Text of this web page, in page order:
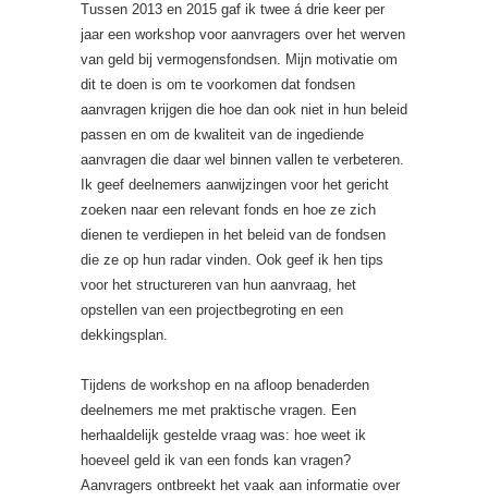
Tussen 2013 en 2015 gaf ik twee á drie keer per
jaar een workshop voor aanvragers over het werven
van geld bij vermogensfondsen. Mijn motivatie om
dit te doen is om te voorkomen dat fondsen
aanvragen krijgen die hoe dan ook niet in hun beleid
passen en om de kwaliteit van de ingediende
aanvragen die daar wel binnen vallen te verbeteren.
Ik geef deelnemers aanwijzingen voor het gericht
zoeken naar een relevant fonds en hoe ze zich
dienen te verdiepen in het beleid van de fondsen
die ze op hun radar vinden. Ook geef ik hen tips
voor het structureren van hun aanvraag, het
opstellen van een projectbegroting en een
dekkingsplan.
Tijdens de workshop en na afloop benaderden
deelnemers me met praktische vragen. Een
herhaaldelijk gestelde vraag was: hoe weet ik
hoeveel geld ik van een fonds kan vragen?
Aanvragers ontbreekt het vaak aan informatie over